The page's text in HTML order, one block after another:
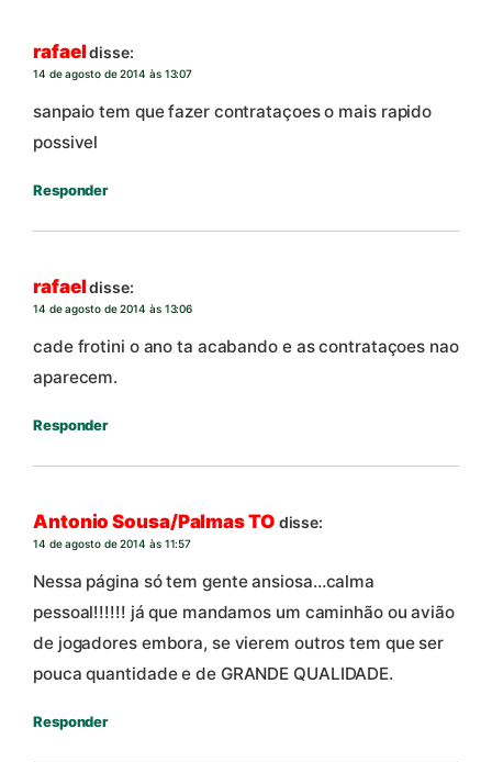
rafaeldisse:
14 de agosto de 2014 às 13:07
sanpaio tem que fazer contrataçoes o mais rapido
possivel
Responder
rafaeldisse:
14 de agosto de 2014 às 13:06
cade frotini o ano ta acabando e as contrataçoes nao
aparecem.
Responder
Antonio Sousa/Palmas TO disse:
14 de agosto de 2014 às 11:57
Nessa página só tem gente ansiosa…calma
pessoal!!!!!! já que mandamos um caminhão ou avião
de jogadores embora, se vierem outros tem que ser
pouca quantidade e de GRANDE QUALIDADE.
Responder